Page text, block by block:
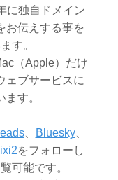
に独自ドメイン
お伝えする事を
す。
（Apple）だけ
ェブサービスに
す。
、 Bluesky、
をフォローし
可能です。